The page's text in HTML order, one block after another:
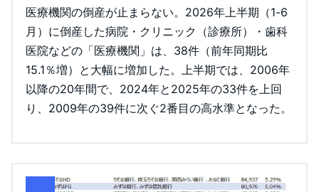
医療機関の倒産が止まらない。2026年上半期（1-6
月）に倒産した病院・クリニック（診療所）・歯科
医院などの「医療機関」は、38件（前年同期比
15.1％増）と大幅に増加した。上半期では、2006年
以降の20年間で、2024年と2025年の33件を上回
り、2009年の39件に次ぐ2番目の高水準となった。